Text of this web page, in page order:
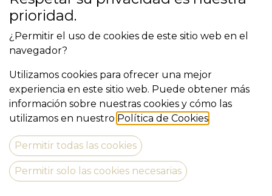
ANTONIO... O NO
Compañia:
Estrena:
prioridad.
¿Permitir el uso de cookies de este sitio web en el
navegador?
Utilizamos cookies para ofrecer una mejor
experiencia en este sitio web. Puede obtener más
información sobre nuestras cookies y cómo las
utilizamos en nuestro Política de Cookies
Permitir todas las cookies
Permitir solo las cookies necesarias